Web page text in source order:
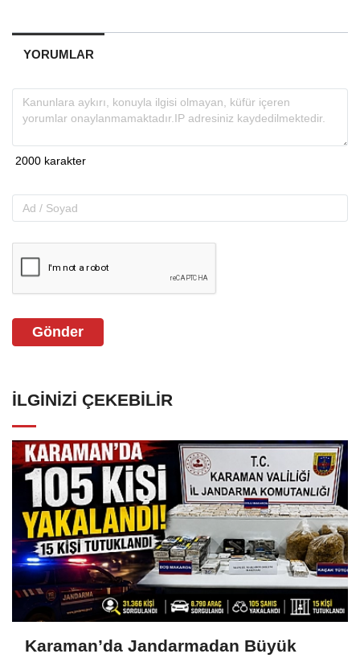
YORUMLAR
Gönder
İLGINIZI ÇEKEBILIR
Karaman’da Jandarmadan Büyük